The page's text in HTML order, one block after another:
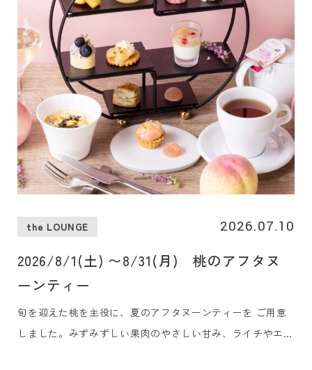
the LOUNGE 2026.07.10
2026/8/1(土) 〜8/31(月) 桃のアフタヌ
ーンティー
旬を迎えた桃を主役に、夏のアフタヌーンティーを ご用意
しました。みずみずしい果肉のやさしい甘み、ライチやエル